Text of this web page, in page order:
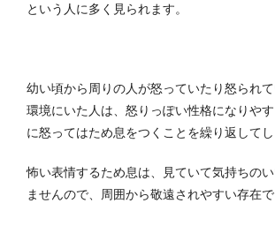
という人に多く見られます。
幼い頃から周りの人が怒っていたり怒られ
環境にいた人は、怒りっぽい性格になりや
に怒ってはため息をつくことを繰り返してし
怖い表情するため息は、見ていて気持ちの
ませんので、周囲から敬遠されやすい存在で